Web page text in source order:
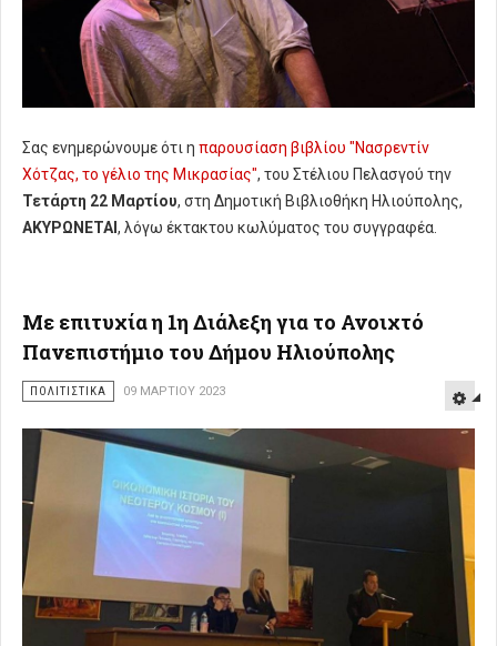
Σας ενημερώνουμε ότι η παρουσίαση βιβλίου "Νασρεντίν
Χότζας, το γέλιο της Μικρασίας", του Στέλιου Πελασγού την
Τετάρτη 22 Μαρτίου, στη Δημοτική Βιβλιοθήκη Ηλιούπολης,
ΑΚΥΡΩΝΕΤΑΙ, λόγω έκτακτου κωλύματος του συγγραφέα.
Με επιτυχία η 1η Διάλεξη για το Ανοιχτό
Πανεπιστήμιο του Δήμου Ηλιούπολης
ΠΟΛΙΤΙΣΤΙΚΑ 09 ΜΑΡΤΊΟΥ 2023